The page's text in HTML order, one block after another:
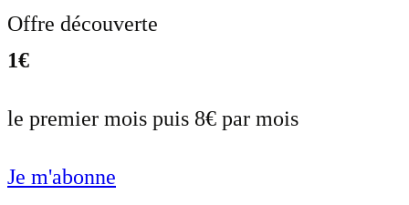
Offre découverte
1€
le premier mois puis 8€ par mois
Je m'abonne